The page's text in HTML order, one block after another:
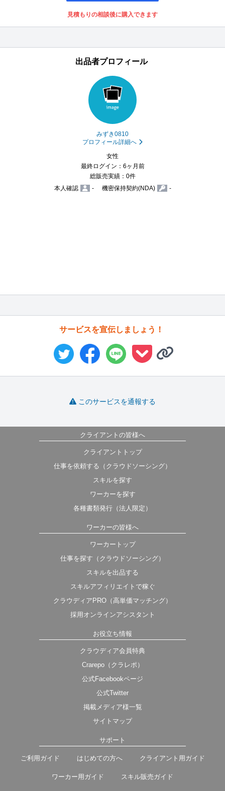
見積もりの相談後に購入できます
出品者プロフィール
みずき0810
プロフィール詳細へ
女性
最終ログイン：6ヶ月前
総販売実績：0件
本人確認
- 機密保持契約(NDA) -
サービスを宣伝しましょう！
このサービスを通報する
クライアントの皆様へ
クライアントトップ
仕事を依頼する（クラウドソーシング）
スキルを探す
ワーカーを探す
各種書類発行（法人限定）
ワーカーの皆様へ
ワーカートップ
仕事を探す（クラウドソーシング）
スキルを出品する
スキルアフィリエイトで稼ぐ
クラウディアPRO（高単価マッチング）
採用オンラインアシスタント
お役立ち情報
クラウディア会員特典
Crarepo（クラレポ）
公式Facebookページ
公式Twitter
掲載メディア様一覧
サイトマップ
サポート
ご利用ガイド はじめての方へ クライアント用ガイド
ワーカー用ガイド スキル販売ガイド